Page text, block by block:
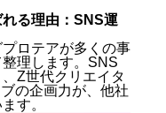
る理由：SNS運
ロテアが多くの事
理します。SNS
Z世代クリエイタ
の企画力が、他社
す。